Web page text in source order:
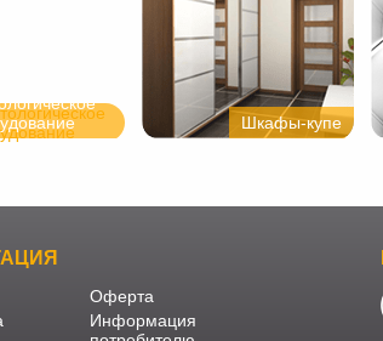
Шкафы-купе
Оферта
Информация